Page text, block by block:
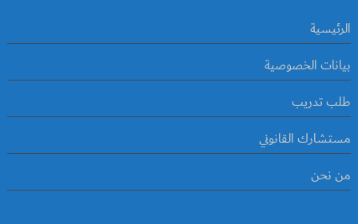
الرئيسية
بيانات الخصوصية
طلب تدريب
مستشارك القانوني
من نحن